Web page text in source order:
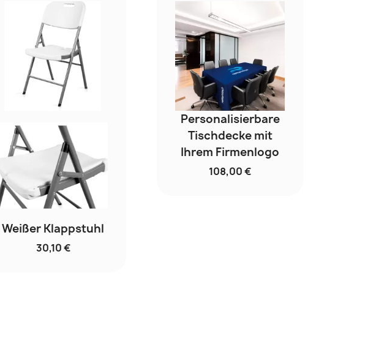
Weißer Klappstuhl
30,10 €
Personalisierbare
Tischdecke mit
Ihrem Firmenlogo
108,00 €